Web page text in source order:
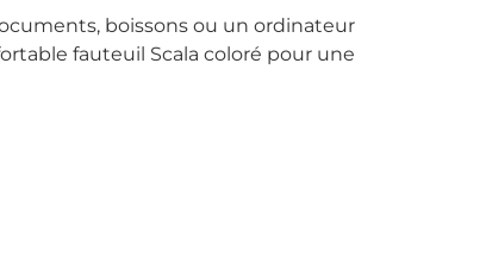
boissons ou un ordinateur
fauteuil Scala coloré pour une